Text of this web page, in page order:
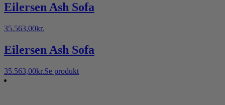
Eilersen Ash Sofa
35.563,00kr.
Eilersen Ash Sofa
35.563,00kr.Se produkt